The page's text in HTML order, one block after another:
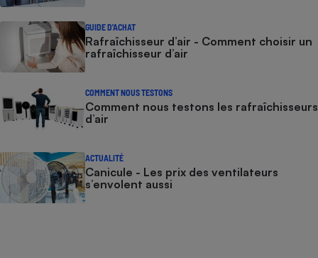
GUIDE D'ACHAT
Rafraîchisseur d’air - Comment choisir un
rafraîchisseur d’air
COMMENT NOUS TESTONS
Comment nous testons les rafraîchisseurs
d’air
ACTUALITÉ
Canicule - Les prix des ventilateurs
s’envolent aussi